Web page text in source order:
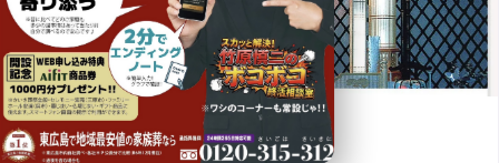
会員様 68万円（税込 74.8万円）